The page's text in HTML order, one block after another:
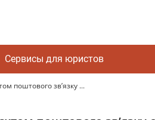
Сервисы для юристов
поштового зв’язку ...